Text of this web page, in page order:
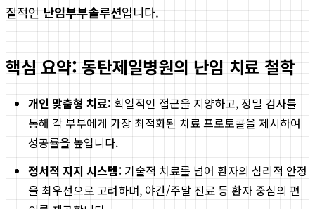
질적인 난임부부솔루션입니다.
핵심 요약: 동탄제일병원의 난임 치료 철학
개인 맞춤형 치료: 획일적인 접근을 지양하고, 정밀 검사를
통해 각 부부에게 가장 최적화된 치료 프로토콜을 제시하여
성공률을 높입니다.
정서적 지지 시스템: 기술적 치료를 넘어 환자의 심리적 안정
을 최우선으로 고려하며, 야간/주말 진료 등 환자 중심의 편